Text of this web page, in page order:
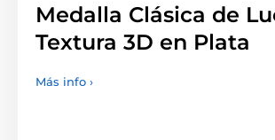
Medalla Clásica de
Textura 3D en Plata
Más info ›